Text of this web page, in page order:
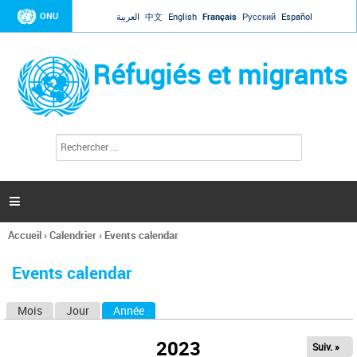
Jump to navigation
ONU العربية 中文 English Français Русский Español
Réfugiés et migrants
l
c
h
e

Vous
ici
Accueil›Calendrier› Events calendar
Events calendar
Mois Jour Année
2023 Suiv. »